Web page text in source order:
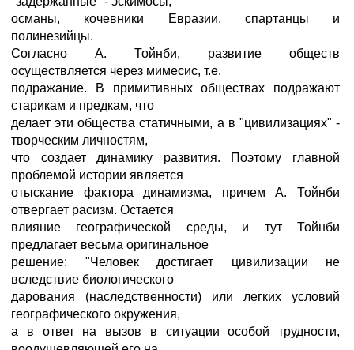
османы, кочевники Евразии, спартанцы и
полинезийцы.
Согласно А. Тойнби, развитие обществ
осуществляется через мимесис, т.е.
подражание. В примитивных обществах подражают
старикам и предкам, что
делает эти общества статичными, а в "цивилизациях" -
творческим личностям,
что создает динамику развития. Поэтому главной
проблемой истории является
отыскание фактора динамизма, причем А. Тойнби
отвергает расизм. Остается
влияние географической среды, и тут Тойнби
предлагает весьма оригинальное
решение: "Человек достигает цивилизации не
вследствие биологического
дарования (наследственности) или легких условий
географического окружения,
а в ответ на вызов в ситуации особой трудности,